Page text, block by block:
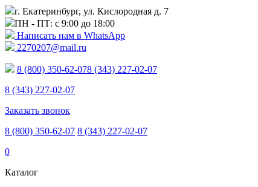
г. Екатеринбург, ул. Кислородная д. 7
ПН - ПТ: с 9:00 до 18:00
Написать нам в WhatsApp
2270207@mail.ru
8 (800) 350-62-078 (343) 227-02-07
8 (343) 227-02-07
Заказать звонок
8 (800) 350-62-07 8 (343) 227-02-07
0
Каталог